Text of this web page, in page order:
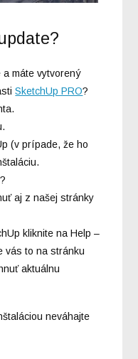
máte vytvorený
SketchUp PRO?
(v prípade, že ho
aj z našej stránky
kliknite na Help –
vás to na stránku
aktuálnu
neváhajte